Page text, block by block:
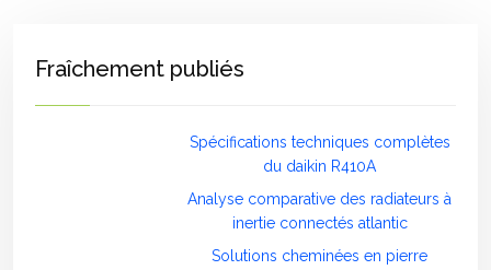
Fraîchement publiés
Spécifications techniques complètes
du daikin R410A
Analyse comparative des radiateurs à
inertie connectés atlantic
Solutions cheminées en pierre